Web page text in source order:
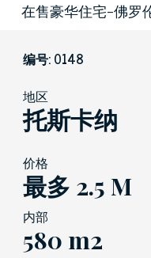
在售豪华住宅-佛罗
编号: 0148
地区
托斯卡纳
价格
最多 2.5 M
内部
580 m2